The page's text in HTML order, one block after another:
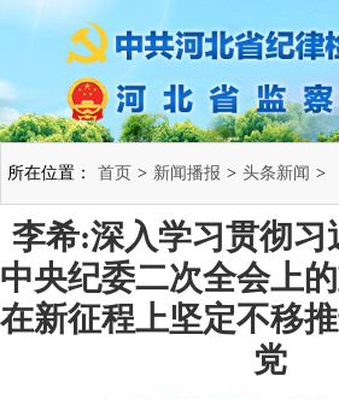
所在位置： 首页 > 新闻播报 > 头条新闻 >
李希:深入学习贯彻习
中央纪委二次全会上
在新征程上坚定不移
党